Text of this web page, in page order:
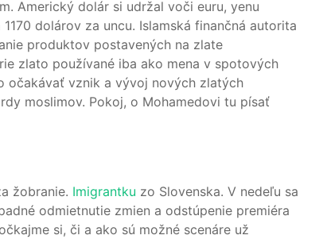
Americký dolár si udržal voči euru, yenu
dolárov za uncu. Islamská finančná autorita
produktov postavených na zlate
zlato používané iba ako mena v spotových
očakávať vznik a vývoj nových zlatých
moslimov. Pokoj, o Mohamedovi tu písať
žobranie. Imigrantku zo Slovenska. V nedeľu sa
odmietnutie zmien a odstúpenie premiéra
si, či a ako sú možné scenáre už